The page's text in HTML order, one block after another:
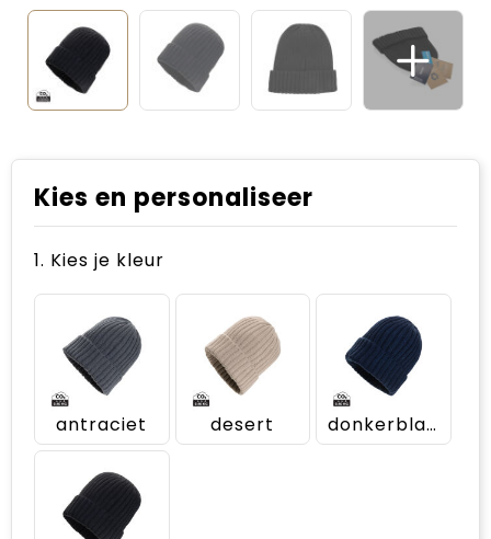
Kies en personaliseer
1. Kies je kleur
antraciet desert donkerblauw